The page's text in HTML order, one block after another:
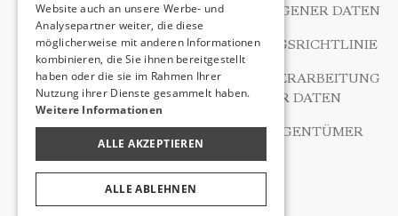
ZUR VERARBEITUNG PERSONENBEZOGENER DATEN
DATENSCHUTZ- UND -VERARBEITUNGSRICHTLINIE
RICHTLINIE ZUM SCHUTZ UND ZUR VERARBEITUNG
PRIVATER PERSONENBEZOGENER DATEN
ANTRAGSFORMULAR FÜR DATENEIGENTÜMER
Website auch an unsere Werbe- und
Analysepartner weiter, die diese
möglicherweise mit anderen Informationen
kombinieren, die Sie ihnen bereitgestellt
haben oder die sie im Rahmen Ihrer
Nutzung ihrer Dienste gesammelt haben.
Weitere Informationen
ALLE AKZEPTIEREN
ALLE ABLEHNEN